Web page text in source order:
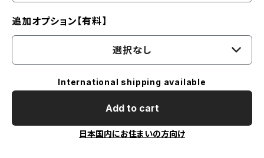
追加オプション【有料】
選択なし
International shipping available
Add to cart
日本国内にお住まいの方向け